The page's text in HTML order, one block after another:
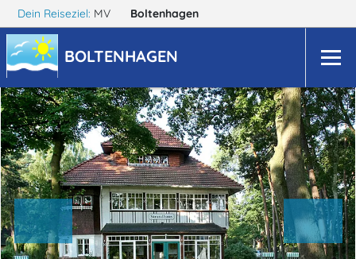
Dein Reiseziel: MV Boltenhagen
BOLTENHAGEN